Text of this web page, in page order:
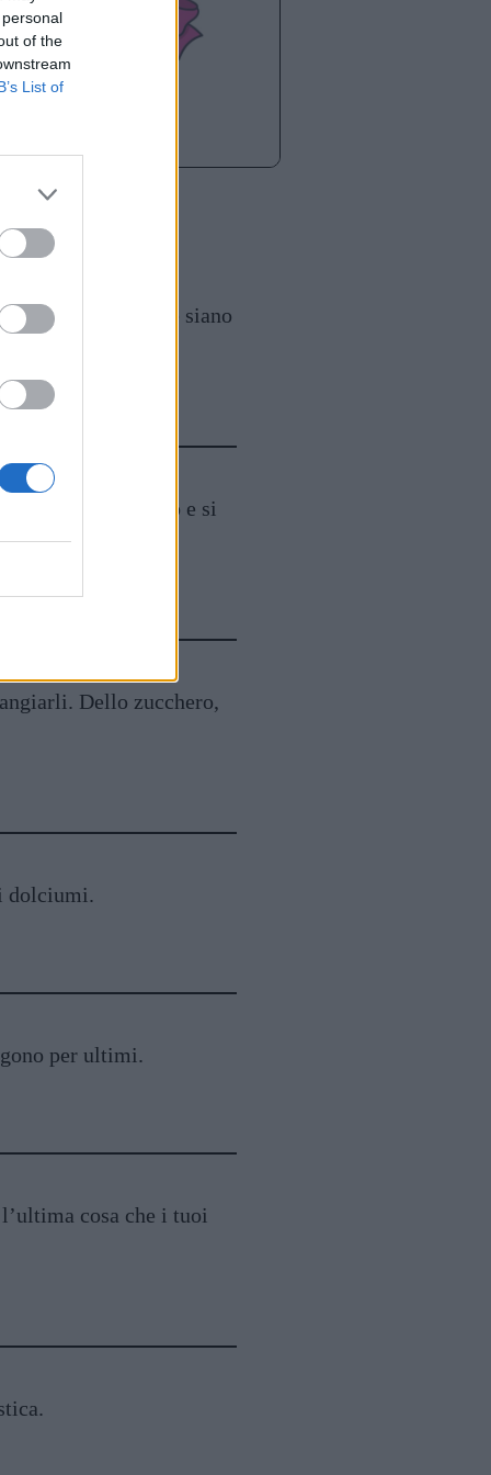
of the
List of
non basta perché siano
peccato e si
Dello zucchero,
dolciumi.
per ultimi.
cosa che i tuoi